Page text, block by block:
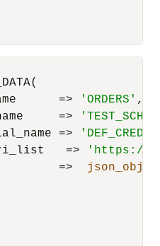
=> 'ORDERS' ,
=>
=>
=>
'https://
=>